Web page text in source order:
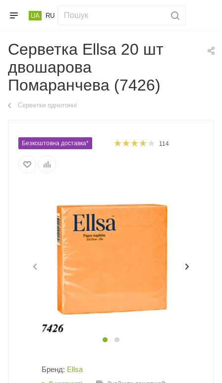
UA RU
Серветка Ellsa 20 шт
двошарова
Помаранчева (7426)
Серветки однотонні
Безкоштовна доставка* 114
Бренд: Ellsa